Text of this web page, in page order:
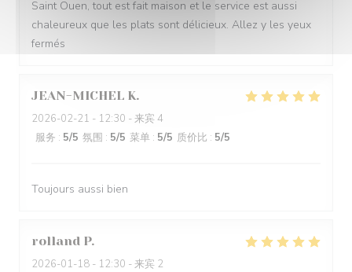
Saint Ouen, tout est fait maison et le service est aussi
chaleureux que les plats sont délicieux. Allez y les yeux
fermés
JEAN-MICHEL K
2026-02-21 - 12:30 - 来宾 4
服务 : 5/5 氛围 : 5/5 菜单 : 5/5 质价比 : 5/5
Toujours aussi bien
rolland P
2026-01-18 - 12:30 - 来宾 2